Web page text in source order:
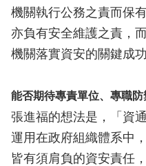
機關執行公務之責而保
亦負有安全維護之責，
機關落實資安的關鍵成功
能否期待專責單位、專職防
張進福的想法是，「資
運用在政府組織體系中
皆有須肩負的資安責任